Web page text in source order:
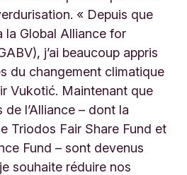
« Depuis que
la Global Alliance for
j’ai beaucoup appris
du changement climatique
Vukotić. Maintenant que
l’Alliance – dont la
Triodos Fair Share Fund et
Fund – sont devenus
souhaite réduire nos